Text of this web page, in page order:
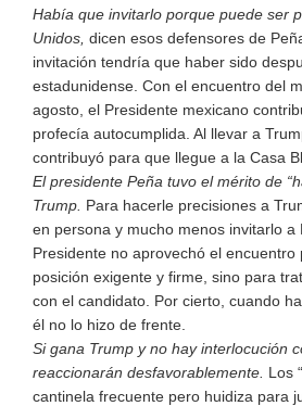
Había que invitarlo porque puede ser
Unidos, dicen esos defensores de
invitación tendría que haber sido
estadunidense. Con el encuentro del
agosto, el Presidente mexicano
profecía autocumplida. Al llevar a
contribuyó para que llegue a la Casa
El presidente Peña tuvo el mérito de
Trump. Para hacerle precisiones a
en persona y mucho menos invitarlo a
Presidente no aprovechó el encuentro
posición exigente y firme, sino para
con el candidato. Por cierto, cuando
él no lo hizo de frente.
Si gana Trump y no hay interlocución
reaccionarán desfavorablemente. Los
cantinela frecuente pero huidiza para